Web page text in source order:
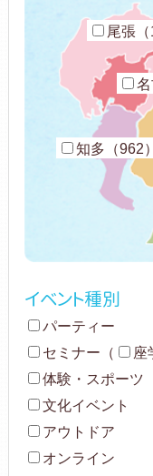
尾張（
知多（962）
イベント種別
パーティー
セミナー （ 座
体験・スポーツ
文化イベント
アウトドア
オンライン